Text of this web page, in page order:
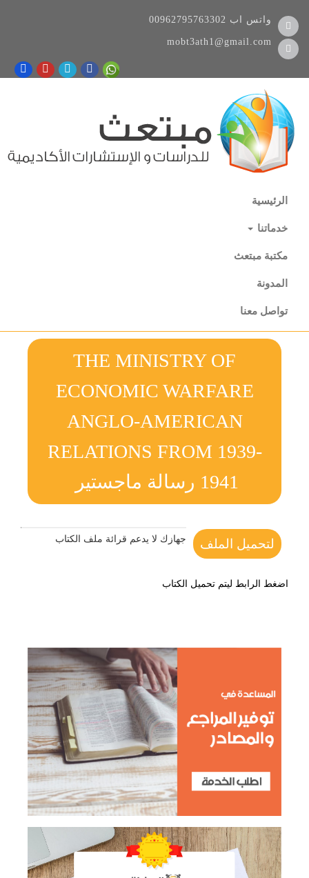
00962795763302 واتس اب
mobt3ath1@gmail.com
الرئيسية
خدماتنا
مكتبة مبتعث
المدونة
تواصل معنا
THE MINISTRY OF
ECONOMIC WARFARE
ANGLO-AMERICAN
RELATIONS FROM 1939-
1941 رسالة ماجستير
لتحميل الملف جهازك لا يدعم قرائة ملف الكتاب
اضغط الرابط ليتم تحميل الكتاب